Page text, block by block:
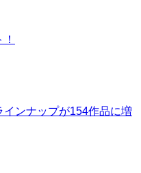
ンナップが154作品に増